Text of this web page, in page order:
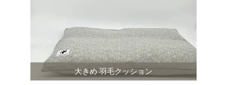
大きめ 羽毛クッション